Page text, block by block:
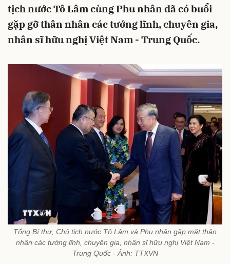
tịch nước Tô Lâm cùng Phu nhân đã có buổi
gặp gỡ thân nhân các tướng lĩnh, chuyên gia,
nhân sĩ hữu nghị Việt Nam - Trung Quốc.
Tổng Bí thư, Chủ tịch nước Tô Lâm và Phu nhân gặp mặt thân
nhân các tướng lĩnh, chuyên gia, nhân sĩ hữu nghị Việt Nam -
Trung Quốc - Ảnh: TTXVN